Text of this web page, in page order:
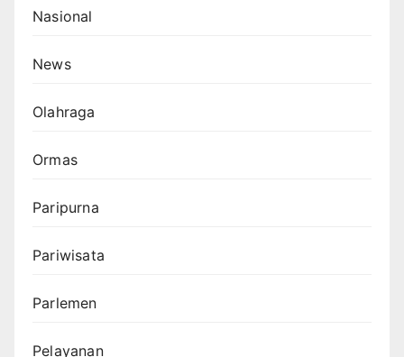
Nasional
News
Olahraga
Ormas
Paripurna
Pariwisata
Parlemen
Pelayanan